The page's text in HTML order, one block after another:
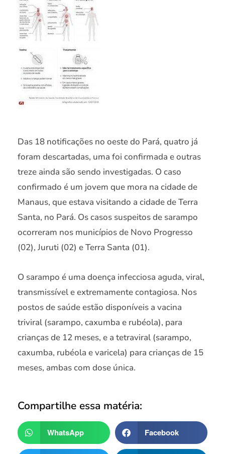
Das 18 notificações no oeste do Pará, quatro já
foram descartadas, uma foi confirmada e outras
treze ainda são sendo investigadas. O caso
confirmado é um jovem que mora na cidade de
Manaus, que estava visitando a cidade de Terra
Santa, no Pará. Os casos suspeitos de sarampo
ocorreram nos municípios de Novo Progresso
(02), Juruti (02) e Terra Santa (01).
O sarampo é uma doença infecciosa aguda, viral,
transmissível e extremamente contagiosa. Nos
postos de saúde estão disponíveis a vacina
triviral (sarampo, caxumba e rubéola), para
crianças de 12 meses, e a tetraviral (sarampo,
caxumba, rubéola e varicela) para crianças de 15
meses, ambas com dose única.
Compartilhe essa matéria:
WhatsApp Facebook